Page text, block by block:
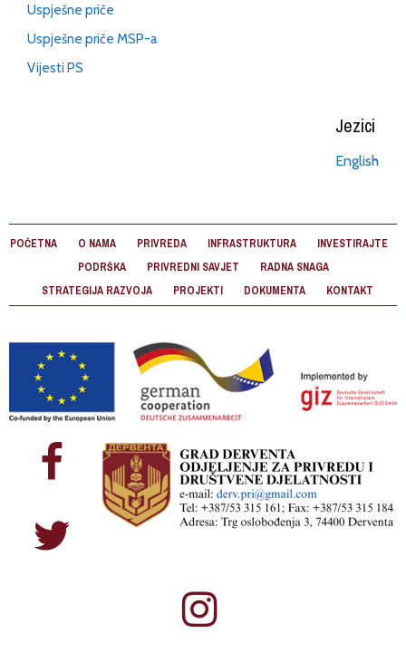
Uspješne priče
Uspješne priče MSP-a
Vijesti PS
Jezici
English
POČETNA O NAMA PRIVREDA INFRASTRUKTURA
INVESTIRAJTE
PODRŠKA
PRIVREDNI SAVJET
RADNA SNAGA
STRATEGIJA RAZVOJA
PROJEKTI DOKUMENTA KONTAKT